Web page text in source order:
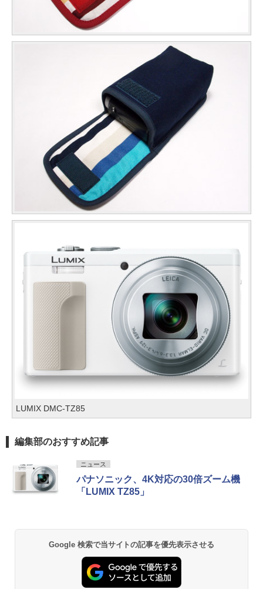
LUMIX DMC-TZ85
編集部のおすすめ記事
ニュース
パナソニック、4K対応の30倍ズーム機
「LUMIX TZ85」
Google 検索で当サイトの記事を優先表示させる